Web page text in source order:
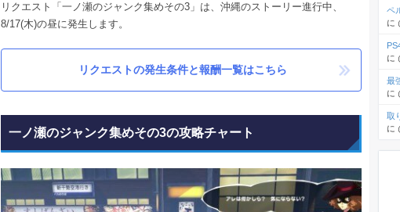
リクエスト「一ノ瀬のジャンク集めその3」は、沖縄のストーリー進行中、
8/17(木)の昼に発生します。
リクエストの発生条件と報酬一覧はこちら
一ノ瀬のジャンク集めその3の攻略チャート
ペ
に
に
最
に
取
に